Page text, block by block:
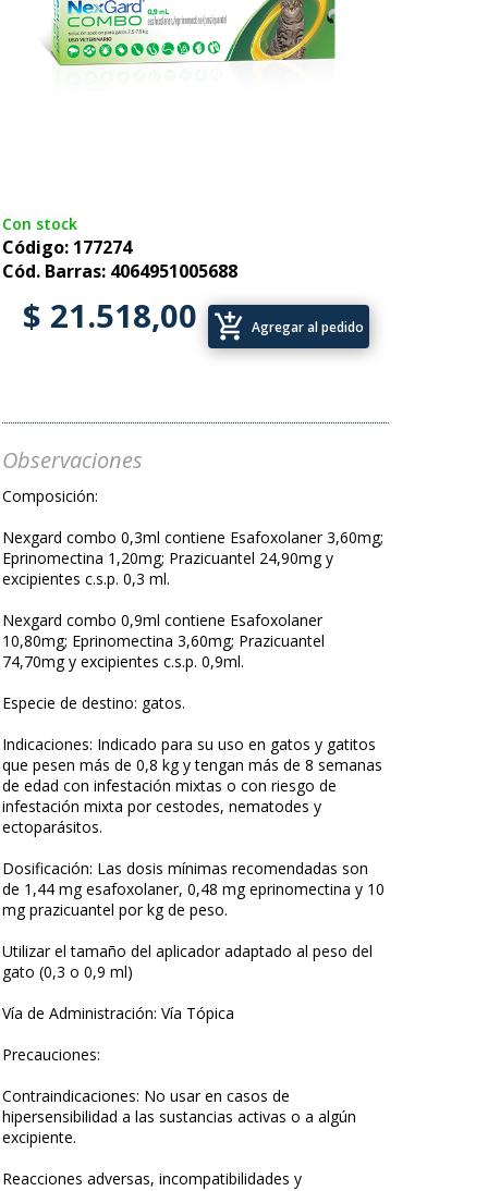
Con stock
Código: 177274
Cód. Barras: 4064951005688
$ 21.518,00 add_shopping_cart Agregar al pedido
Observaciones
Composición:
Nexgard combo 0,3ml contiene Esafoxolaner 3,60mg;
Eprinomectina 1,20mg; Prazicuantel 24,90mg y
excipientes c.s.p. 0,3 ml.
Nexgard combo 0,9ml contiene Esafoxolaner
10,80mg; Eprinomectina 3,60mg; Prazicuantel
74,70mg y excipientes c.s.p. 0,9ml.
Especie de destino: gatos.
Indicaciones: Indicado para su uso en gatos y gatitos
que pesen más de 0,8 kg y tengan más de 8 semanas
de edad con infestación mixtas o con riesgo de
infestación mixta por cestodes, nematodes y
ectoparásitos.
Dosificación: Las dosis mínimas recomendadas son
de 1,44 mg esafoxolaner, 0,48 mg eprinomectina y 10
mg prazicuantel por kg de peso.
Utilizar el tamaño del aplicador adaptado al peso del
gato (0,3 o 0,9 ml)
Vía de Administración: Vía Tópica
Precauciones:
Contraindicaciones: No usar en casos de
hipersensibilidad a las sustancias activas o a algún
excipiente.
Reacciones adversas, incompatibilidades y